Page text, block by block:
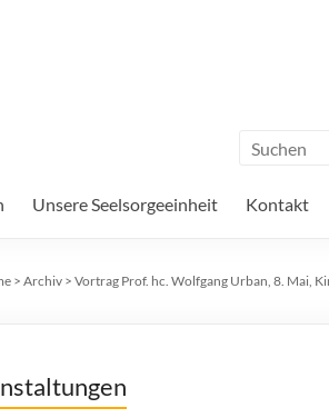
Unsere Seelsorgeeinheit Kontakt
> Archiv > Vortrag Prof. hc. Wolfgang Urban, 8. Mai,